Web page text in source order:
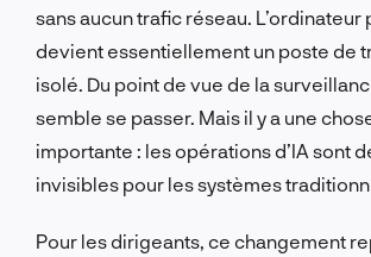
sans aucun trafic réseau. L’ordinateur
devient essentiellement un poste de
isolé. Du point de vue de la
semble se passer. Mais il y a une
importante : les opérations d’IA sont
invisibles pour les systèmes
Pour les dirigeants, ce changement